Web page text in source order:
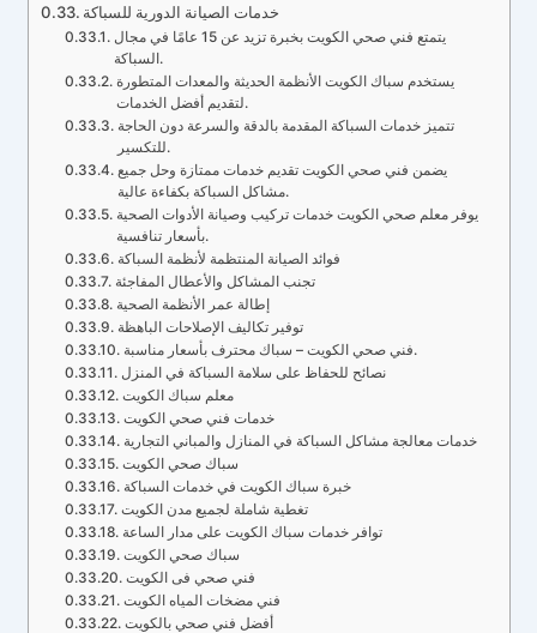
خدمات الصيانة الدورية للسباكة
يتمتع فني صحي الكويت بخبرة تزيد عن 15 عامًا في مجال
السباكة.
يستخدم سباك الكويت الأنظمة الحديثة والمعدات المتطورة
لتقديم أفضل الخدمات.
تتميز خدمات السباكة المقدمة بالدقة والسرعة دون الحاجة
للتكسير.
يضمن فني صحي الكويت تقديم خدمات ممتازة وحل جميع
مشاكل السباكة بكفاءة عالية.
يوفر معلم صحي الكويت خدمات تركيب وصيانة الأدوات الصحية
بأسعار تنافسية.
فوائد الصيانة المنتظمة لأنظمة السباكة
تجنب المشاكل والأعطال المفاجئة
إطالة عمر الأنظمة الصحية
توفير تكاليف الإصلاحات الباهظة
فني صحي الكويت – سباك محترف بأسعار مناسبة.
نصائح للحفاظ على سلامة السباكة في المنزل
معلم سباك الكويت
خدمات فني صحي الكويت
خدمات معالجة مشاكل السباكة في المنازل والمباني التجارية
سباك صحي الكويت
خبرة سباك الكويت في خدمات السباكة
تغطية شاملة لجميع مدن الكويت
توافر خدمات سباك الكويت على مدار الساعة
سباك صحي الكويت
فني صحي فى الكويت
فني مضخات المياه الكويت
أفضل فني صحي بالكويت